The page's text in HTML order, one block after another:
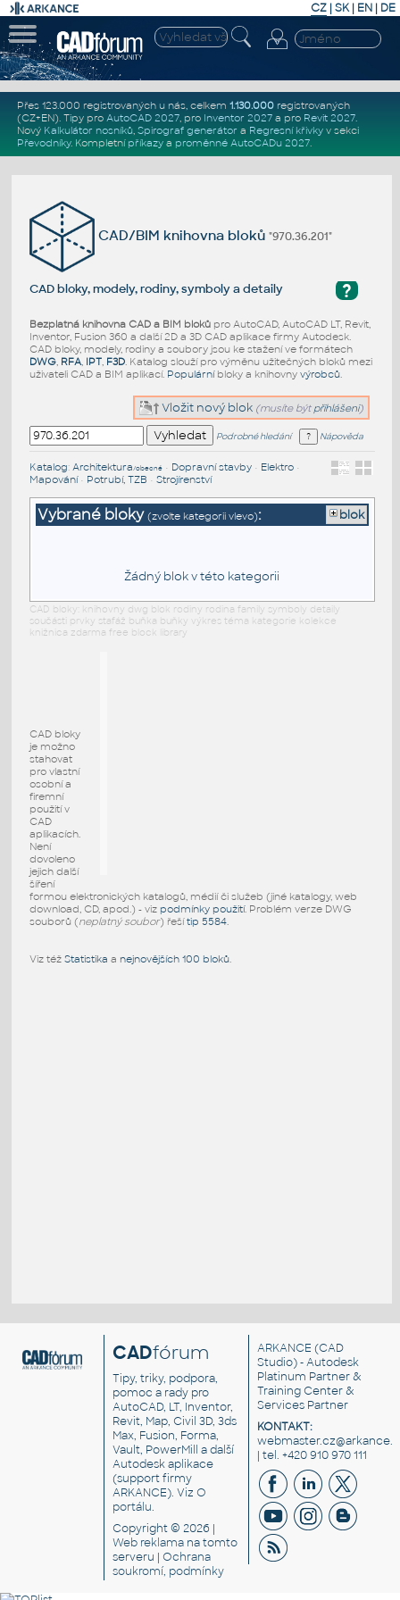
CZ | SK| EN | DE
Přes 123.000 registrovaných u nás, celkem 1.130.000registrovaných
(CZ+EN). Tipy pro AutoCAD 2027, pro Inventor 2027a pro Revit 2027.
Nový Kalkulátor nosníků, Spirograf generátor a Regresní křivkyv sekci
Převodníky. Kompletní příkazya proměnné AutoCADu 2027.
CAD/BIM knihovna bloků"970.36.201"
?
CAD bloky, modely, rodiny, symboly a detaily
Bezplatná knihovna CAD a BIM blokůpro AutoCAD, AutoCAD LT, Revit,
Inventor, Fusion 360 a další 2D a 3D CAD aplikace firmy Autodesk.
CAD bloky, modely, rodiny a soubory jsou ke stažení ve formátech
DWG, RFA, IPT, F3D. Katalog slouží pro výměnu užitečných bloků mezi
uživateli CAD a BIM aplikací. Populárníbloky a knihovny výrobců.
Vložit nový blok (musíte být přihlášeni)
Podrobné hledání Nápověda
Katalog: Architektura/obecné• Dopravní stavby• Elektro•
Mapování• Potrubí, TZB • Strojírenství
Vybrané bloky (zvolte kategorii vlevo): blok
Žádný blok v této kategorii
CAD bloky: knihovny dwg blok rodiny rodina family symboly detaily
součásti prvky stafáž buňka buňky výkres téma kategorie kolekce
knižnica zdarma free block library
CAD bloky
je možno
stahovat
pro vlastní
osobní a
firemní
použití v
CAD
aplikacích.
Není
dovoleno
jejich další
šíření
formou elektronických katalogů, médií či služeb (jiné katalogy, web
download, CD, apod.) - viz podmínky použití. Problém verze DWG
souborů (neplatný soubor) řešítip 5584.
Viz též Statistika a nejnovějších 100 bloků.
CADfórum
Tipy, triky, podpora,
pomoc a rady pro
AutoCAD, LT, Inventor,
Revit, Map, Civil 3D, 3ds
Max, Fusion, Forma,
Vault, PowerMill a další
Autodesk aplikace
(support firmy
ARKANCE). VizO
portálu.
Copyright © 2026 |
Web reklama na tomto
serveru |Ochrana
soukromí, podmínky
ARKANCE (CAD
Studio) - Autodesk
Platinum Partner &
Training Center &
Services Partner
KONTAKT:
| tel. +420 910 970 111